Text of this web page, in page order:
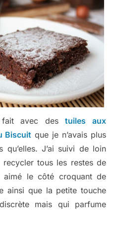
fait avec des tuiles aux
Biscuit que je n’avais plus
J’ai suivi de loin
tous les restes de
aimé le côté croquant de
ainsi que la petite touche
mais qui parfume